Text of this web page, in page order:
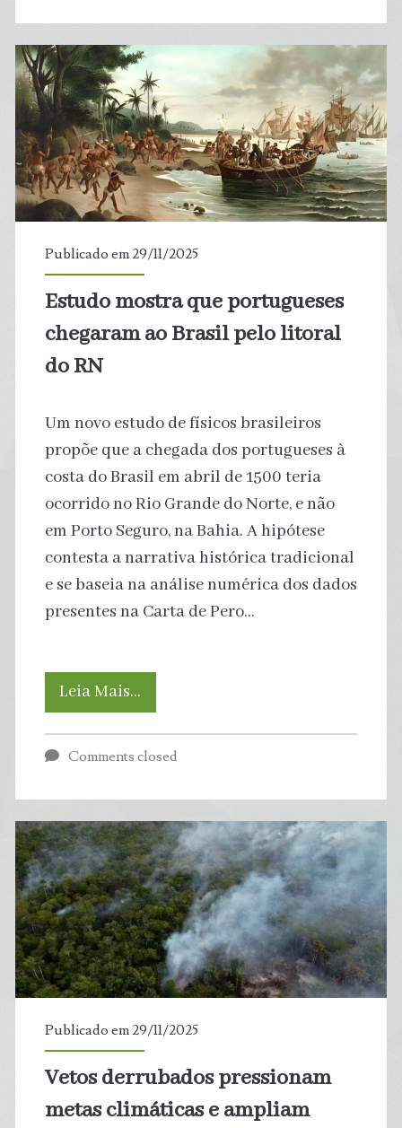
Balneabilidade
aponta
01
trecho
para
Publicado em 29/11/2025
Estudo mostra que portugueses
chegaram ao Brasil pelo litoral
do RN
Um novo estudo de físicos brasileiros
propõe que a chegada dos portugueses à
costa do Brasil em abril de 1500 teria
ocorrido no Rio Grande do Norte, e não
em Porto Seguro, na Bahia. A hipótese
contesta a narrativa histórica tradicional
e se baseia na análise numérica dos dados
presentes na Carta de Pero…
Leia Mais…
mostra
chegaram
ao
Brasil
pelo
do
Comments closed
Publicado em 29/11/2025
Vetos derrubados pressionam
metas climáticas e ampliam